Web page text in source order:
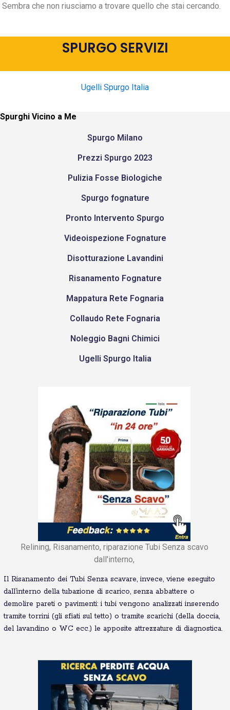
Sembra che non riusciamo a trovare quello che stai cercando.
SPURGO SERVIZI
Ugelli Spurgo Italia
Spurghi Vicino a Me
Spurgo Milano
Prezzi Spurgo 2023
Pulizia Fosse Biologiche
Spurgo fognature
Pronto Intervento Spurgo
Videoispezione Fognature
Disotturazione Lavandini
Risanamento Fognature
Mappatura Rete Fognaria
Collaudo Rete Fognaria
Noleggio Bagni Chimici
Ugelli Spurgo Italia
Relining, Risanamento, riparazione Tubi Senza scavo
dall'interno,
Il Risanamento dei Tubi Senza scavare, invece, viene eseguito
dall’interno della tubazione di scarico, senza abbattere o
demolire pareti o pavimenti: i tubi vengono analizzati inserendo
tramite torrini (gli sfiati sul tetto) o tramite scarichi (della doccia,
del lavandino o WC ecc.) le apposite attrezzature di diagnostica.